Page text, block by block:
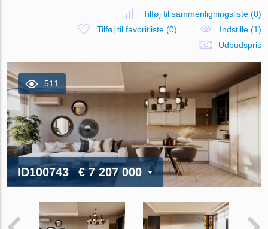
Tilføj til sammenligningsliste(0)
Tilføj til favoritliste (0)
Indstille (1)
Udbudspris
511
ID100743 € 7 207 000